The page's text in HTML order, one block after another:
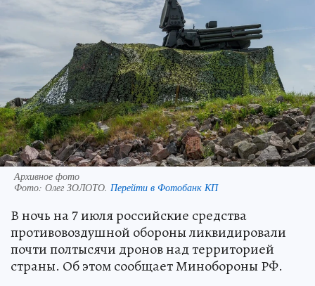
Архивное фото
Фото: Олег ЗОЛОТО. Перейти в Фотобанк КП
В ночь на 7 июля российские средства
противовоздушной обороны ликвидировали
почти полтысячи дронов над территорией
страны. Об этом сообщает Минобороны РФ.